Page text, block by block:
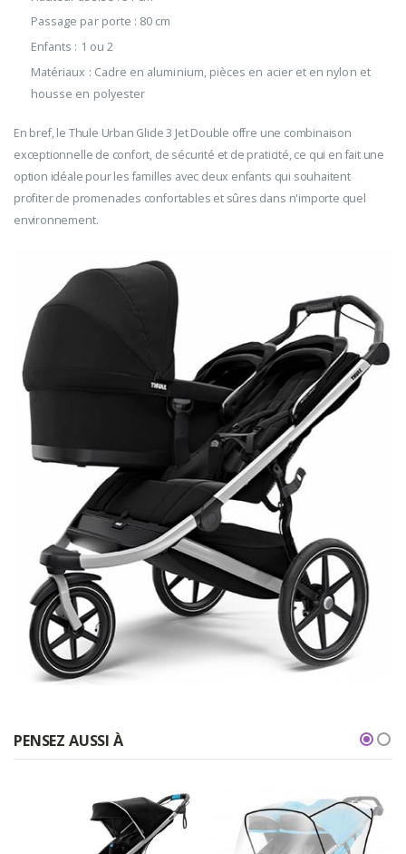
Passage par porte : 80 cm
Enfants : 1 ou 2
Matériaux : Cadre en aluminium, pièces en acier et en nylon et
housse en polyester
En bref, le Thule Urban Glide 3 Jet Double offre une combinaison
exceptionnelle de confort, de sécurité et de praticité, ce qui en fait une
option idéale pour les familles avec deux enfants qui souhaitent
profiter de promenades confortables et sûres dans n'importe quel
environnement.
PENSEZ AUSSI À